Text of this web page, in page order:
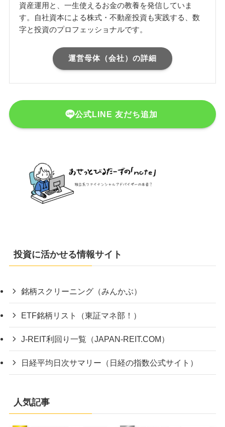
資産運用と、一生使えるお金の教養を発信していま
す。自社資本による株式・不動産投資も実践する、数
字と投資のプロフェッショナルです。
運営母体（会社）の詳細
公式LINE 友だち追加
投資に活かせる情報サイト
銘柄スクリーニング（みんかぶ）
ETF銘柄リスト（東証マネ部！）
J-REIT利回り一覧（JAPAN-REIT.COM）
日経平均日次サマリー（日経の指数公式サイト）
人気記事